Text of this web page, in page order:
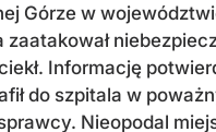
Górze w
zaatakował
Informację
do szpitala w
Nieopodal